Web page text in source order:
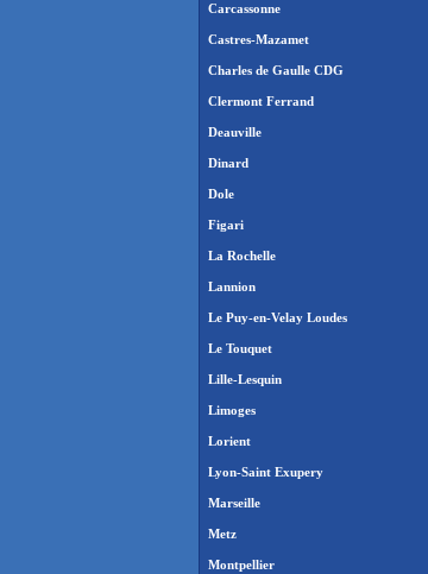
Carcassonne
Castres-Mazamet
Charles de Gaulle CDG
Clermont Ferrand
Deauville
Dinard
Dole
Figari
La Rochelle
Lannion
Le Puy-en-Velay Loudes
Le Touquet
Lille-Lesquin
Limoges
Lorient
Lyon-Saint Exupery
Marseille
Metz
Montpellier